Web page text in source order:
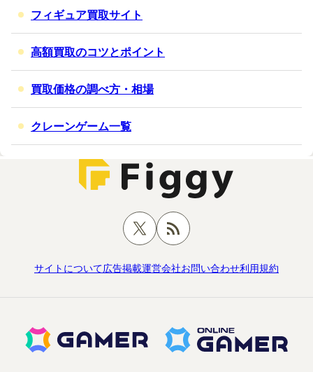
フィギュア買取サイト
高額買取のコツとポイント
買取価格の調べ方・相場
クレーンゲーム一覧
サイトについて広告掲載運営会社お問い合わせ利用規約